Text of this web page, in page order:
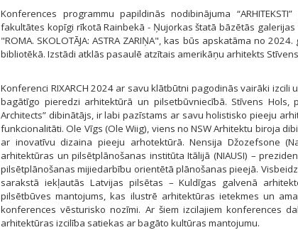
Konferences programmu papildinās nodibinājuma
fakultātes kopīgi rīkotā Rainbekā - Ņujorkas štatā bāzētās galerijas
"ROMA. SKOLOTĀJA: ASTRA ZARIŅA", kas būs apskatāma no
bibliotēkā. Izstādi atklās pasaulē atzītais amerikāņu arhitekts
Konferenci RIXARCH 2024 ar savu klātbūtni pagodinās vairāki
bagātīgo pieredzi arhitektūrā un pilsetbūvniecībā. Stīvens Hols,
Architects” dibinātājs, ir labi pazīstams ar savu holistisko pieeju
funkcionalitāti. Ole Vīgs (Ole Wiig), viens no NSW Arhitektu biroja
ar inovatīvu dizaina pieeju arhotektūrā. Nensija Džozefsone
arhitektūras un pilsētplānošanas institūta Itālijā (NIAUSI) –
pilsētplānošanas mijiedarbību orientētā plānošanas pieejā.
sarakstā iekļautās Latvijas pilsētas – Kuldīgas galvenā
pilsētbūves mantojums, kas ilustrē arhitektūras ietekmes un
konferences vēsturisko nozīmi. Ar šiem izcilajiem konferences
arhitektūras izcilība satiekas ar bagāto kultūras mantojumu.